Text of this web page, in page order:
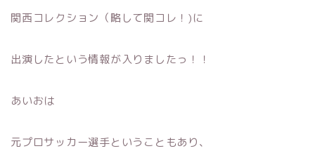
関西コレクション（略して関コレ！)に
出演したという情報が入りましたっ！！
あいおは
元プロサッカー選手ということもあり、